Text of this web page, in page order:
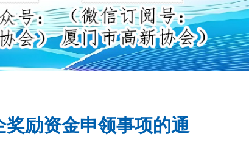
励资金申领事项的通